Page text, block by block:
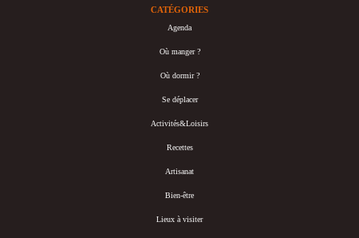
CATÉGORIES
Agenda
Où manger ?
Où dormir ?
Se déplacer
Activités&Loisirs
Recettes
Artisanat
Bien-être
Lieux à visiter